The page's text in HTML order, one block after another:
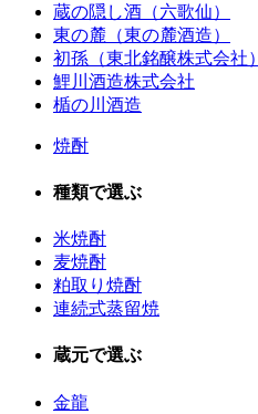
蔵の隠し酒（六歌仙）
東の麓（東の麓酒造）
初孫（東北銘醸株式会社）
鯉川酒造株式会社
楯の川酒造
焼酎
種類で選ぶ
米焼酎
麦焼酎
粕取り焼酎
連続式蒸留焼
蔵元で選ぶ
金龍